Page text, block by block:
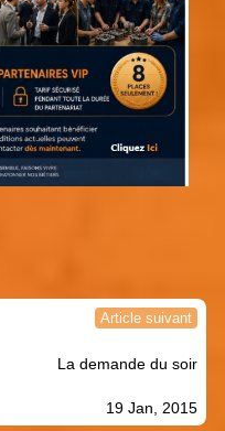
Article suivant
La demande du soir
19 Jan, 2015